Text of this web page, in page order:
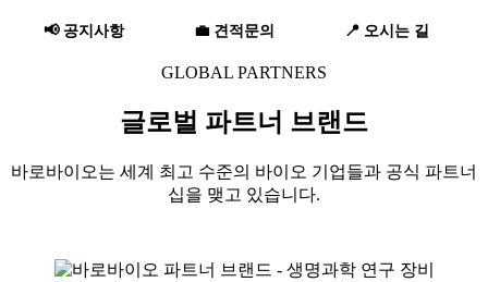
📢 공지사항 💼 견적문의 📍 오시는 길
GLOBAL PARTNERS
글로벌 파트너 브랜드
바로바이오는 세계 최고 수준의 바이오 기업들과 공식 파트너
십을 맺고 있습니다.